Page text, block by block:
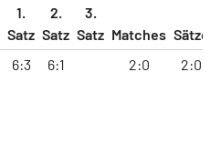
1.
Satz
2.
Satz
3.
Satz Matches Sätze
6:3 6:1 2:0 2:0